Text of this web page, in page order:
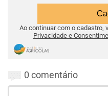
Ao continuar com o cadastro,
Privacidade e
0 comentário